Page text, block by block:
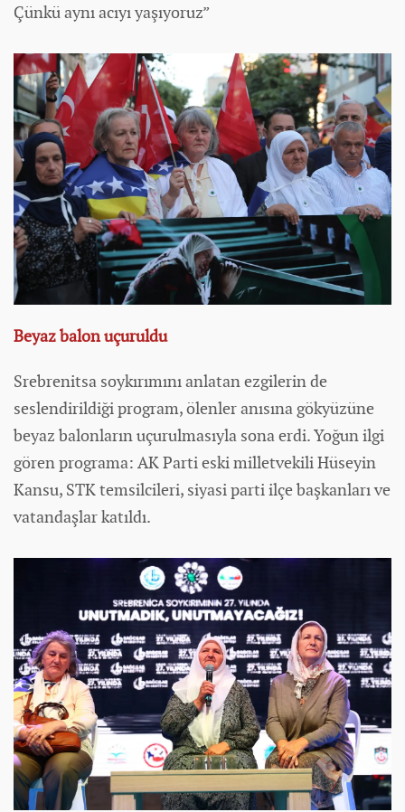
Çünkü aynı acıyı yaşıyoruz”
Beyaz balon uçuruldu
Srebrenitsa soykırımını anlatan ezgilerin de
seslendirildiği program, ölenler anısına gökyüzüne
beyaz balonların uçurulmasıyla sona erdi. Yoğun ilgi
gören programa: AK Parti eski milletvekili Hüseyin
Kansu, STK temsilcileri, siyasi parti ilçe başkanları ve
vatandaşlar katıldı.